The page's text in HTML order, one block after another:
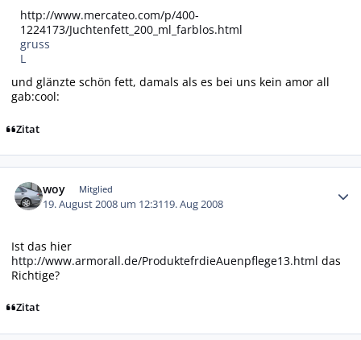
http://www.mercateo.com/p/400-
1224173/Juchtenfett_200_ml_farblos.html
gruss
L
und glänzte schön fett, damals als es bei uns kein amor all
gab:cool:
Zitat
woy Mitglied
19. August 2008 um 12:3119. Aug 2008
Ist das hier
http://www.armorall.de/ProduktefrdieAuenpflege13.html das
Richtige?
Zitat